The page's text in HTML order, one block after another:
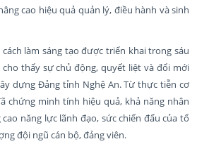
cao hiệu quả quản lý, điều hành và sinh
làm sáng tạo được triển khai trong sáu
cho thấy sự chủ động, quyết liệt và đổi mới
dựng Đảng tỉnh Nghệ An. Từ thực tiễn cơ
chứng minh tính hiệu quả, khả năng nhân
năng lực lãnh đạo, sức chiến đấu của tổ
đội ngũ cán bộ, đảng viên.